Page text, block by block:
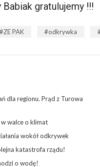
gratulujemy !!!
ZE PAK odkrywka
dla regionu. Prąd z Turowa
walce o klimat
wokół odkrywek
katastrofa rządu!
o wodę!